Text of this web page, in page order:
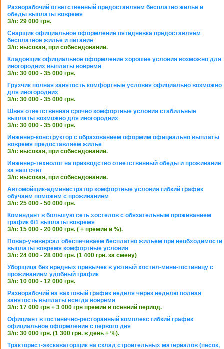
Разнорабочий ответственный предоставляем бесплатно жилье и
обеды выплаты вовремя
З/п: 29 000 грн.
Сварщик официальное оформление пятидневка предоставляем
бесплатное жилье и питание
З/п: высокая, при собеседовании.
Кладовщик официальное оформление хорошие условия возможно для
иногородних выплаты вовремя
З/п: 30 000 - 35 000 грн.
Грузчик полная занятость комфортные условия официально возможно
для иногородних
З/п: 30 000 - 35 000 грн.
Швея ответственная срочно комфортные условия стабильные
выплаты возможно для иногородних
З/п: 30 000 - 35 000 грн.
Инженер-конструктор с образованием оформим официально выплаты
вовремя предоставляем жилье
З/п: высокая, при собеседовании.
Инженер-технолог на призводство ответственный обеды и проживание
за наш счет
З/п: высокая, при собеседовании.
Автомойщик-администратор комфортные условия гибкий график
обучаем поможем с проживанием
З/п: 25 000 - 50 000 грн.
Комендант в большую сеть хостелов с обязательным проживанием
график 6/1 выплаты вовремя
З/п: 15 000 - 20 000 грн. ( + премии и %).
Повар-универсал обеспечиваем бесплатно жильем при необходимости
выплаты вовремя комфортные условия
З/п: 24 000 - 28 000 грн. (1 400 грн. за смену)
Уборщица без вредных привычек в уютный хостел-мини-гостиницу с
проживанием удобный график
З/п: 10 000 - 12 000 грн.
Разнорабочий на вахтовый график неделя через неделю полная
занятость выплаты всегда вовремя
З/п: 17 000 грн + 3 000 грн премии в осенний период.
Официант в гостинично-ресторанный комплекс гибкий график
официальное оформление с первого дня
З/п: 30 000 грн. (1 300 грн. в день + %).
Тракторист-экскаваторщик на склад строительных материалов (песок,